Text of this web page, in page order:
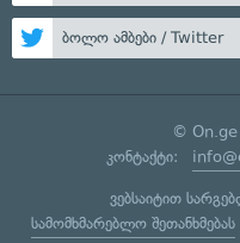
ბოლო ამბები / Twitter
© On.ge
კონტაქტი:
ვებსაიტით
სამომხმარებლო შეთანხმებას